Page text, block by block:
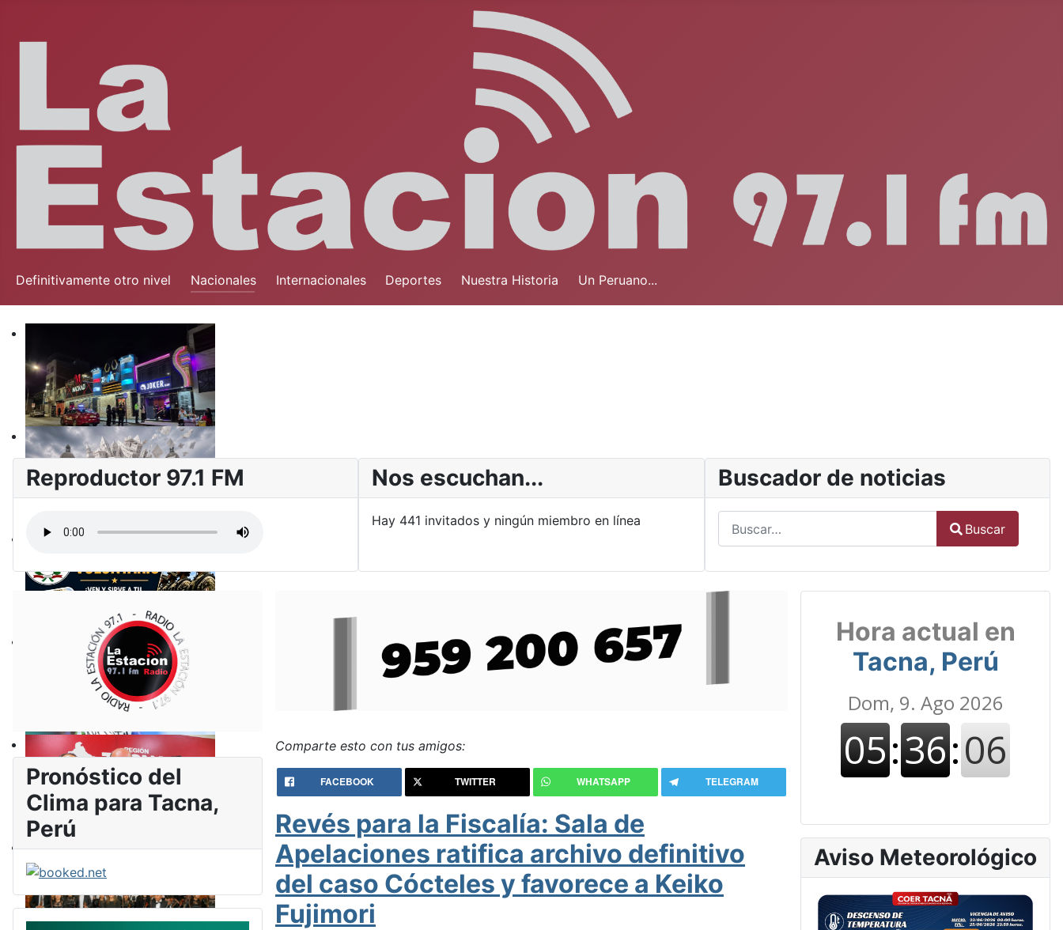
Definitivamente otro nivel Nacionales Internacionales Deportes Nuestra Historia Un Peruano...
Reproductor 97.1 FM Nos escuchan...
Hay 441 invitados y ningún miembro en línea
Buscador de noticias
Buscar
Pronóstico del
Clima para Tacna,
Perú
Comparte esto con tus amigos:
FACEBOOK TWITTER WHATSAPP TELEGRAM
Revés para la Fiscalía: Sala de
Apelaciones ratifica archivo definitivo
del caso Cócteles y favorece a Keiko
Fujimori
Hora actual en
Tacna, Perú
Aviso Meteorológico